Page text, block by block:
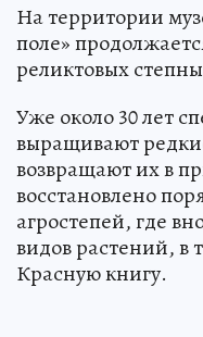
На территории
поле»
реликтовых
Уже около 30 лет
выращивают
возвращают их в
восстановлено
агростепей, где
видов растений, в
Красную книгу.